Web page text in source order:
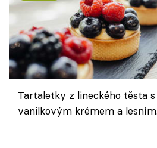
Tartaletky z lineckého těsta s
vanilkovým krémem a lesním